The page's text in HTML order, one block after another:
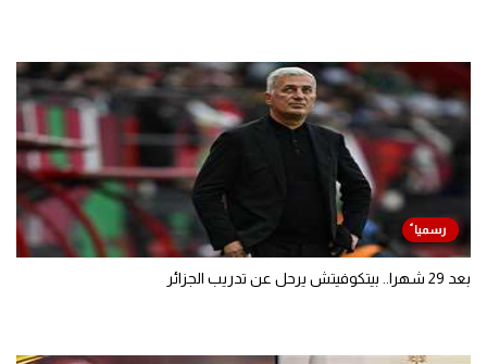
بعد 29 شهرا.. بيتكوفيتش يرحل عن تدريب الجزائر